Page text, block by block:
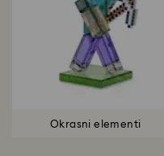
Okrasni elementi